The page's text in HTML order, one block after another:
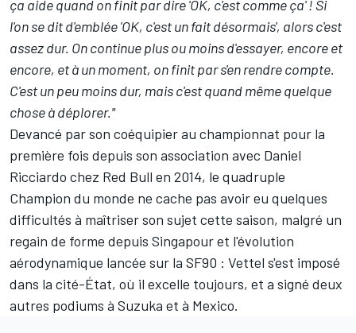
ça aide quand on finit par dire 'OK, c'est comme ça' ! Si
l'on se dit d'emblée 'OK, c'est un fait désormais', alors c'est
assez dur. On continue plus ou moins d'essayer, encore et
encore, et à un moment, on finit par s'en rendre compte.
C'est un peu moins dur, mais c'est quand même quelque
chose à déplorer."
Devancé par son coéquipier au championnat pour la
première fois depuis son association avec Daniel
Ricciardo chez Red Bull en 2014, le quadruple
Champion du monde ne cache pas avoir eu quelques
difficultés à maîtriser son sujet cette saison, malgré un
regain de forme depuis Singapour et l'évolution
aérodynamique lancée sur la SF90 : Vettel s'est imposé
dans la cité-État, où il excelle toujours, et a signé deux
autres podiums à Suzuka et à Mexico.